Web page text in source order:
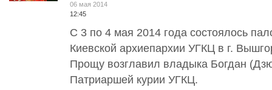
06 мая 2014
12:45
С 3 по 4 мая 2014 года состоялось
Киевской архиепархии УГКЦ в г.
Прощу возглавил владыка Богдан
Патриаршей курии УГКЦ.